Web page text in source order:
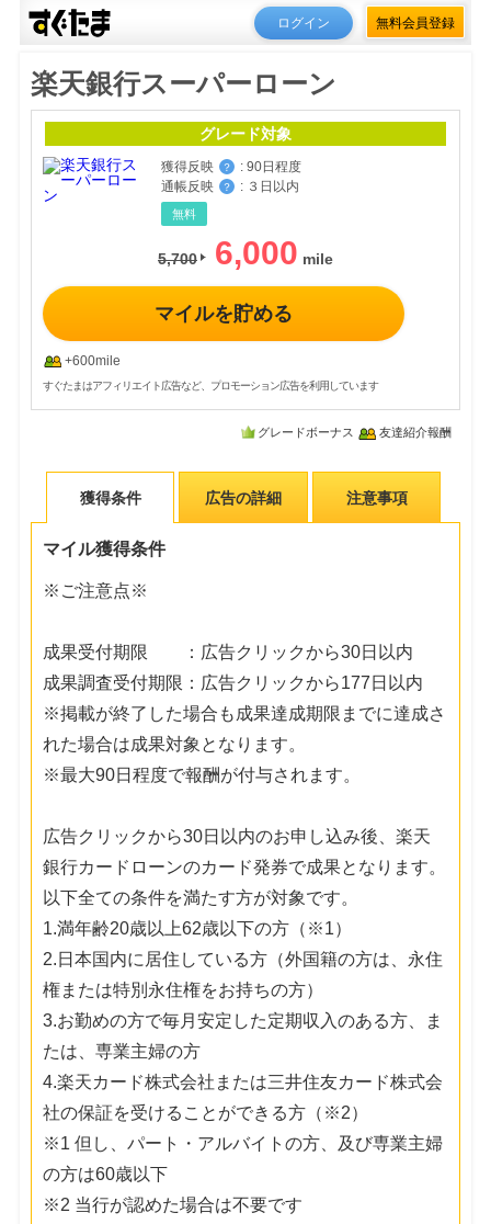
ログイン 無料会員登録
楽天銀行スーパーローン
グレード対象
獲得反映 ？ : 90日程度
通帳反映
？ : ３日以内
無料
5,700 6,000
マイルを貯める
+600mile
すぐたまはアフィリエイト広告など、プロモーション広告を利用しています
グレードボーナス 友達紹介報酬
獲得条件 広告の詳細 注意事項
マイル獲得条件
※ご注意点※
成果受付期限 ：広告クリックから30日以内
成果調査受付期限：広告クリックから177日以内
※掲載が終了した場合も成果達成期限までに達成さ
れた場合は成果対象となります。
※最大90日程度で報酬が付与されます。
広告クリックから30日以内のお申し込み後、楽天
銀行カードローンのカード発券で成果となります。
以下全ての条件を満たす方が対象です。
1.満年齢20歳以上62歳以下の方（※1）
2.日本国内に居住している方（外国籍の方は、永住
権または特別永住権をお持ちの方）
3.お勤めの方で毎月安定した定期収入のある方、ま
たは、専業主婦の方
4.楽天カード株式会社または三井住友カード株式会
社の保証を受けることができる方（※2）
※1 但し、パート・アルバイトの方、及び専業主婦
の方は60歳以下
※2 当行が認めた場合は不要です